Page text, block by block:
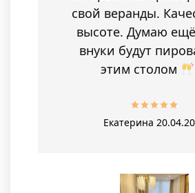
свой веранды.
высоте. Думаю
внуки будут
этим столом
Екатерина